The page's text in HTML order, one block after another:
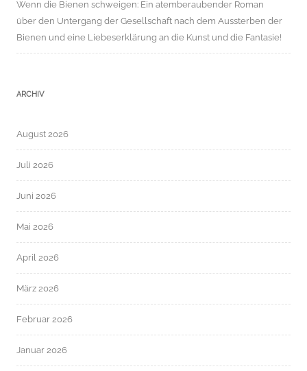
Wenn die Bienen schweigen: Ein atemberaubender Roman
über den Untergang der Gesellschaft nach dem Aussterben der
Bienen und eine Liebeserklärung an die Kunst und die Fantasie!
ARCHIV
August 2026
Juli 2026
Juni 2026
Mai 2026
April 2026
März 2026
Februar 2026
Januar 2026